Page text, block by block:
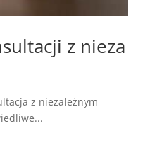
z nieza
z niezależnym